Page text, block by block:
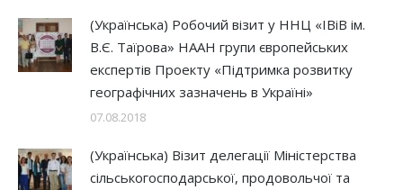
(Українська) Робочий візит у ННЦ «ІВіВ ім.
В.Є. Таїрова» НААН групи європейських
експертів Проекту «Підтримка розвитку
географічних зазначень в Україні»
07.08.2018
(Українська) Візит делегації Міністерства
сільськогосподарської, продовольчої та